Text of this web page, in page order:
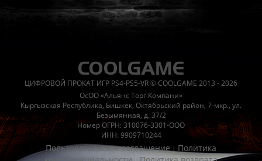
Часто спрашивают
Работает ли русский язык? Если локализация игры для
Что если игра не запускается?Свяжитесь с нашей
Есть ли поддержка после покупки?Да, наша поддержка
ЦИФРОВОЙ ПРОКАТ ИГР PS4-PS5-VR © COOLGAME 2013 - 2026
ОсОО «Альянс Торг Компани»
Кыргызская Республика, Бишкек, Октябрьский район, 7-мкр., ул.
Безымянная, д. 37/2
Номер ОГРН: 310076-3301-ООО
ИНН: 9909710244
Пользовательское соглашение| Политика